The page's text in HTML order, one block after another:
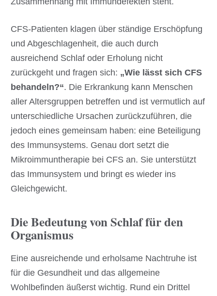
CFS-Patienten klagen über ständige Erschöpfung
und Abgeschlagenheit, die auch durch
ausreichend Schlaf oder Erholung nicht
zurückgeht und fragen sich: „Wie lässt sich CFS
behandeln?“. Die Erkrankung kann Menschen
aller Altersgruppen betreffen und ist vermutlich auf
unterschiedliche Ursachen zurückzuführen, die
jedoch eines gemeinsam haben: eine Beteiligung
des Immunsystems. Genau dort setzt die
Mikroimmuntherapie bei CFS an. Sie unterstützt
das Immunsystem und bringt es wieder ins
Gleichgewicht.
Die Bedeutung von Schlaf für den
Organismus
Eine ausreichende und erholsame Nachtruhe ist
für die Gesundheit und das allgemeine
Wohlbefinden äußerst wichtig. Rund ein Drittel